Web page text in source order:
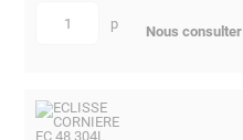
quantité p Nous consulter